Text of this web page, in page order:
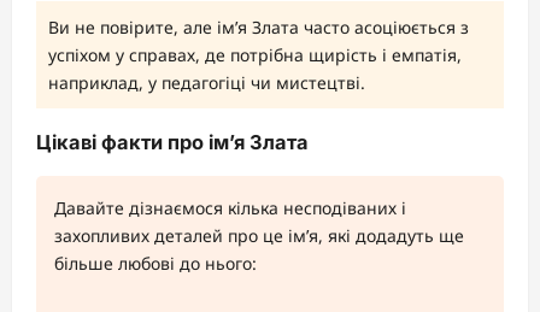
Ви не повірите, але ім’я Злата часто асоціюється з
успіхом у справах, де потрібна щирість і емпатія,
наприклад, у педагогіці чи мистецтві.
Цікаві факти про ім’я Злата
Давайте дізнаємося кілька несподіваних і
захопливих деталей про це ім’я, які додадуть ще
більше любові до нього: